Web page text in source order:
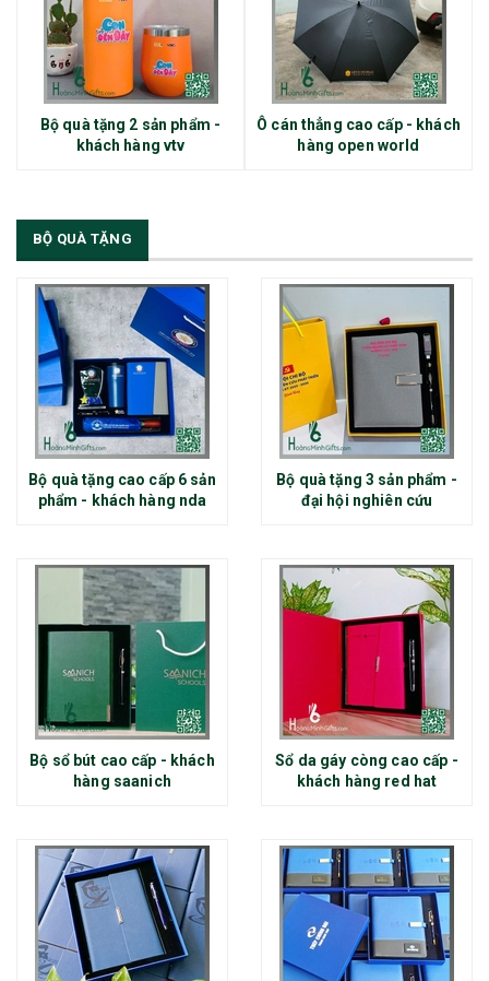
Bộ quà tặng 2 sản phẩm -
khách hàng vtv
Ô cán thẳng cao cấp - khách
hàng open world
BỘ QUÀ TẶNG
Bộ quà tặng cao cấp 6 sản
phẩm - khách hàng nda
Bộ quà tặng 3 sản phẩm -
đại hội nghiên cứu
Bộ sổ bút cao cấp - khách
hàng saanich
Sổ da gáy còng cao cấp -
khách hàng red hat